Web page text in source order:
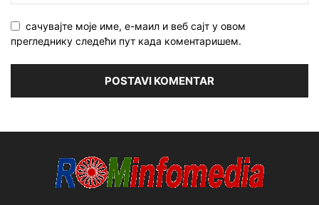
сачувајте моје име, е-маил и веб сајт у овом
прегледнику следећи пут када коментаришем.